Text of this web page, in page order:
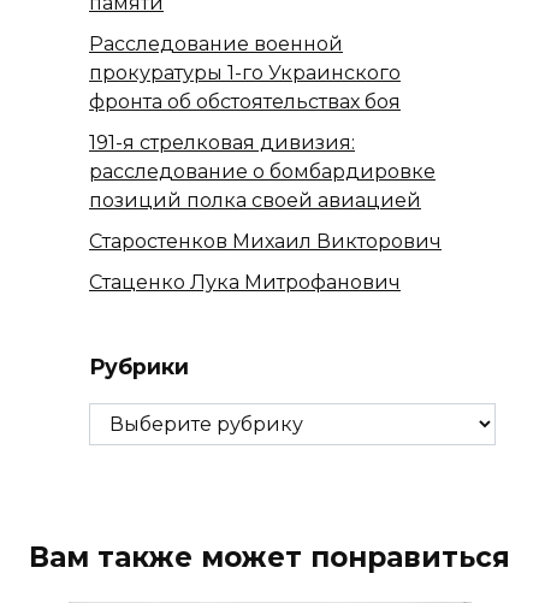
Расследование военной
прокуратуры 1-го Украинского
фронта об обстоятельствах боя
191-я стрелковая дивизия:
расследование о бомбардировке
позиций полка своей авиацией
Старостенков Михаил Викторович
Стаценко Лука Митрофанович
Рубрики
Рубрики
Вам также может понравиться